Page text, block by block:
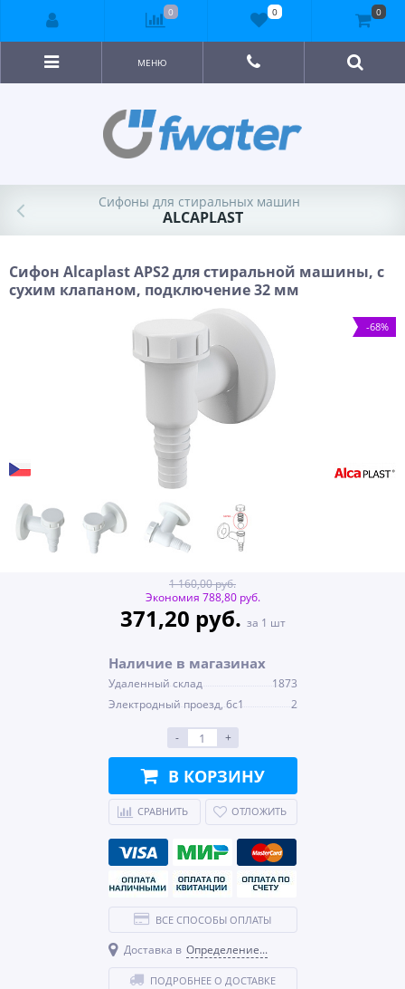
МЕНЮ
Сифоны для стиральных машин
ALCAPLAST
Сифон Alcaplast APS2 для стиральной машины, с
сухим клапаном, подключение 32 мм
-68%
1 160,00 руб.
Экономия 788,80 руб.
371,20 руб. за 1 шт
Наличие в магазинах
Удаленный склад
1873
Электродный проезд, 6с1
2
- +
В КОРЗИНУ
СРАВНИТЬ ОТЛОЖИТЬ
ВСЕ СПОСОБЫ ОПЛАТЫ
Доставка в Определение...
ПОДРОБНЕЕ О ДОСТАВКЕ
0 0 0